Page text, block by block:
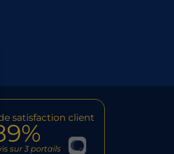
satisfaction client
sur 3 portails